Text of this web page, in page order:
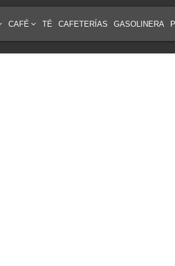
CAFÉ TÉ CAFETERÍAS GASOLINERA